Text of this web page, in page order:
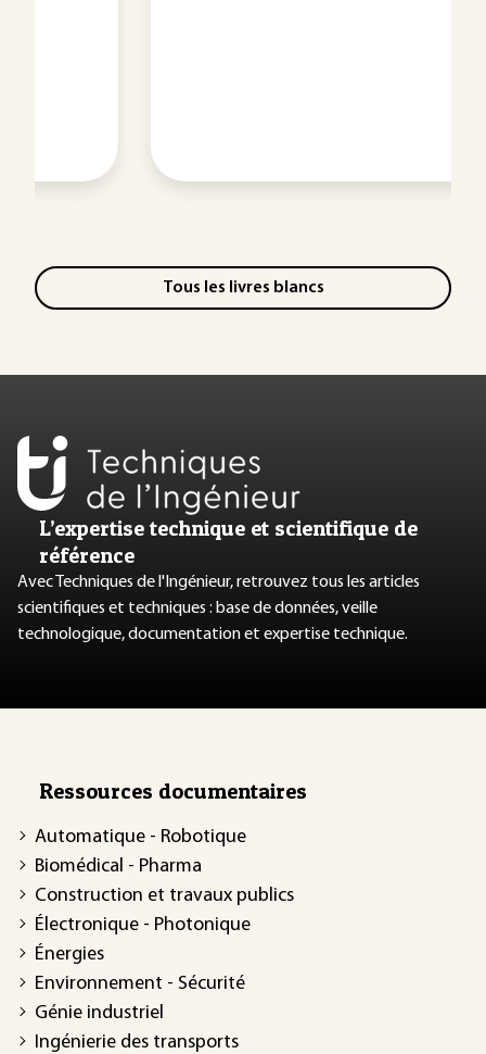
Tous les livres blancs
L’expertise technique et scientifique de
référence
Avec Techniques de l'Ingénieur, retrouvez tous les articles
scientifiques et techniques : base de données, veille
technologique, documentation et expertise technique.
Ressources documentaires
Automatique - Robotique
Biomédical - Pharma
Construction et travaux publics
Électronique - Photonique
Énergies
Environnement - Sécurité
Génie industriel
Ingénierie des transports